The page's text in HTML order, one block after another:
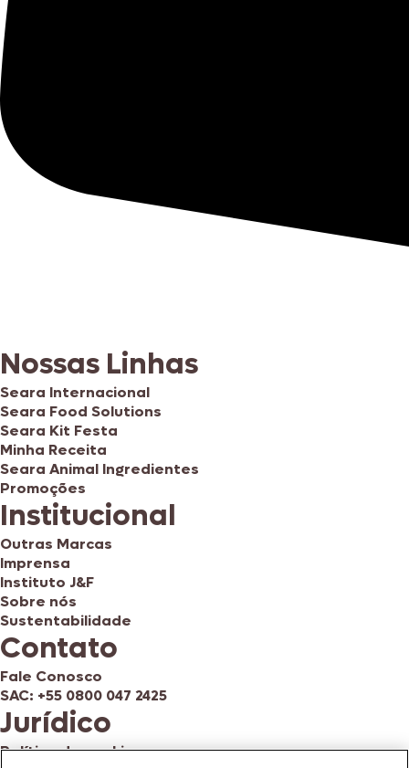
Nossas Linhas
Seara Internacional
Seara Food Solutions
Seara Kit Festa
Minha Receita
Seara Animal Ingredientes
Promoções
Institucional
Outras Marcas
Imprensa
Instituto J&F
Sobre nós
Sustentabilidade
Contato
Fale Conosco
SAC: +55 0800 047 2425
Jurídico
Política de cookies